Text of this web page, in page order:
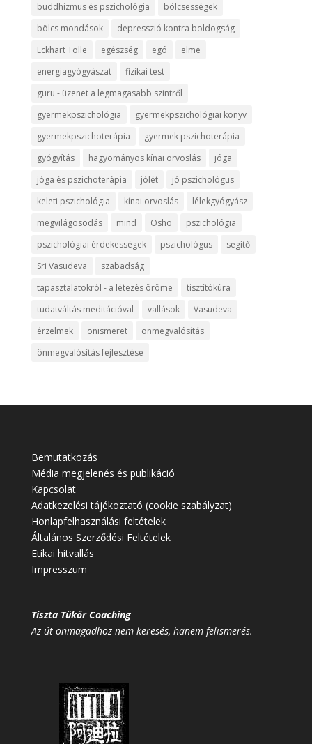
buddhizmus és pszichológia
bölcsességek
bölcs mondások
depresszió kontra boldogság
Eckhart Tolle
egészség egó
elme
energiagyógyászat
fizikai test
guru - üzenet a legmagasabb szintről
gyermekpszichológia
gyermekpszichológiai könyv
gyermekpszichoterápia
gyermek pszichoterápia
gyógyítás
hagyományos kínai orvoslás
jóga
jóga és pszichoterápia
jólét
jó pszichológus
keleti pszichológia
kínai orvoslás
lélekgyógyász
megvilágosodás
mind Osho
pszichológia
pszichológiai érdekességek
pszichológus
segítő
Sri Vasudeva
szabadság
tapasztalatokról - a létezés öröme
tisztítókúra
tudatváltás meditációval
vallások
Vasudeva
érzelmek
önismeret
önmegvalósítás
önmegvalósítás fejlesztése
Bemutatkozás
Média megjelenés és publikáció
Kapcsolat
Adatkezelési tájékoztató (cookie szabályzat)
Honlapfelhasználási feltételek
Általános Szerződési Feltételek
Etikai hitvallás
Impresszum
Tiszta Tükör Coaching
Az út önmagadhoz nem keresés, hanem felismerés.